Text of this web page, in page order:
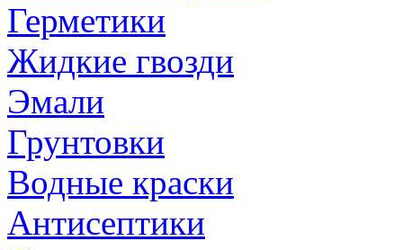
Герметики
Жидкие гвозди
Эмали
Грунтовки
Водные краски
Антисептики